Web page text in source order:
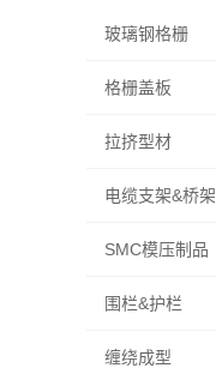
玻璃钢格栅
格栅盖板
拉挤型材
电缆支架&桥架
SMC模压制品
围栏&护栏
缠绕成型